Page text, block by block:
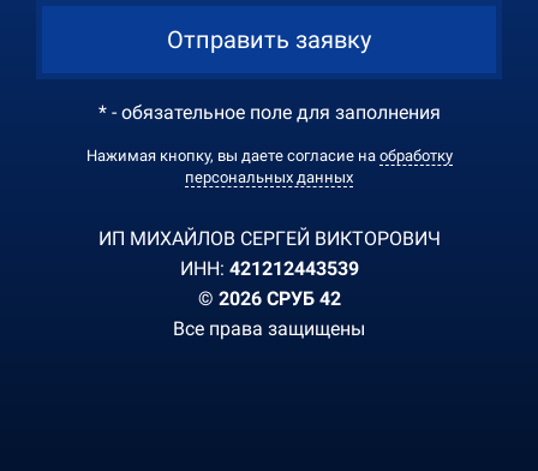
Отправить заявку
* - обязательное поле для заполнения
Нажимая кнопку, вы даете согласие на обработку
персональных данных
ИП МИХАЙЛОВ СЕРГЕЙ ВИКТОРОВИЧ
ИНН: 421212443539
© 2026 СРУБ 42
Все права защищены